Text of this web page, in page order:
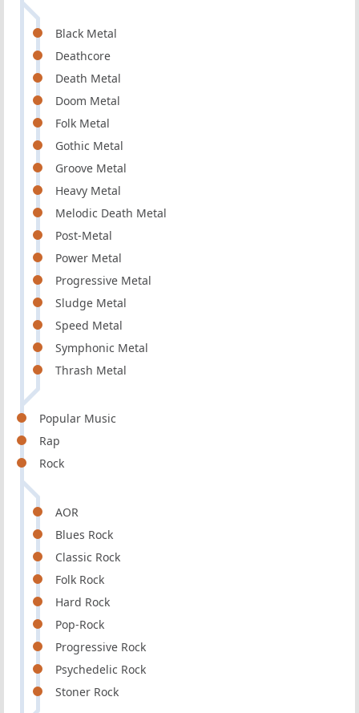
Black Metal
Deathcore
Death Metal
Doom Metal
Folk Metal
Gothic Metal
Groove Metal
Heavy Metal
Melodic Death Metal
Post-Metal
Power Metal
Progressive Metal
Sludge Metal
Speed Metal
Symphonic Metal
Thrash Metal
Popular Music
Rap
Rock
AOR
Blues Rock
Classic Rock
Folk Rock
Hard Rock
Pop-Rock
Progressive Rock
Psychedelic Rock
Stoner Rock